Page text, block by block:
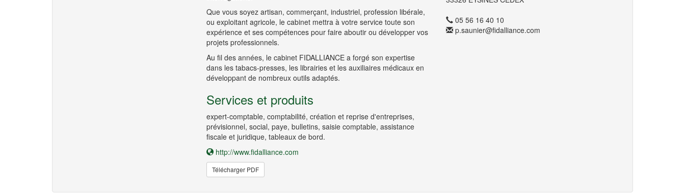
Que vous soyez artisan, commerçant, industriel, profession libérale,
ou exploitant agricole, le cabinet mettra à votre service toute son
expérience et ses compétences pour faire aboutir ou développer vos
projets professionnels.
Au fil des années, le cabinet FIDALLIANCE a forgé son expertise
dans les tabacs-presses, les librairies et les auxiliaires médicaux en
développant de nombreux outils adaptés.
Services et produits
expert-comptable, comptabilité, création et reprise d'entreprises,
prévisionnel, social, paye, bulletins, saisie comptable, assistance
fiscale et juridique, tableaux de bord.
http://www.fidalliance.com
Télécharger PDF
05 56 16 40 10
p.saunier@fidalliance.com